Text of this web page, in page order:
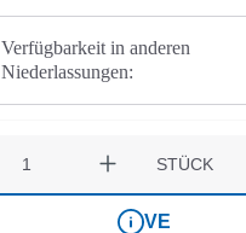
Verfügbarkeit in anderen
Niederlassungen:
VE